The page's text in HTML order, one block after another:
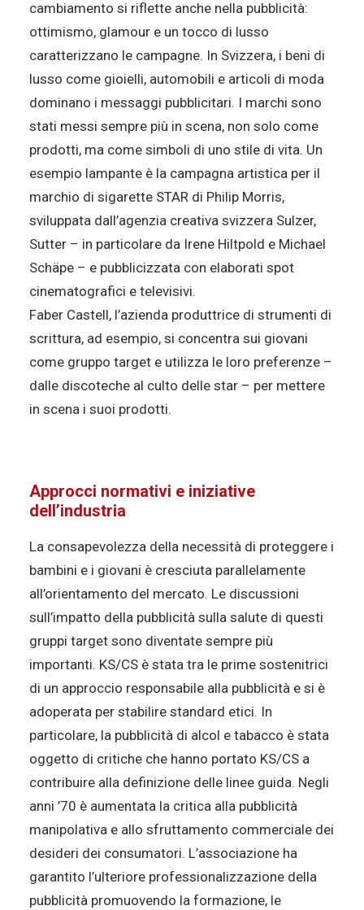
cambiamento si riflette anche nella pubblicità:
ottimismo, glamour e un tocco di lusso
caratterizzano le campagne. In Svizzera, i beni di
lusso come gioielli, automobili e articoli di moda
dominano i messaggi pubblicitari. I marchi sono
stati messi sempre più in scena, non solo come
prodotti, ma come simboli di uno stile di vita. Un
esempio lampante è la campagna artistica per il
marchio di sigarette STAR di Philip Morris,
sviluppata dall’agenzia creativa svizzera Sulzer,
Sutter – in particolare da Irene Hiltpold e Michael
Schäpe – e pubblicizzata con elaborati spot
cinematografici e televisivi.
Faber Castell, l’azienda produttrice di strumenti di
scrittura, ad esempio, si concentra sui giovani
come gruppo target e utilizza le loro preferenze –
dalle discoteche al culto delle star – per mettere
in scena i suoi prodotti.
Approcci normativi e iniziative
dell’industria
La consapevolezza della necessità di proteggere i
bambini e i giovani è cresciuta parallelamente
all’orientamento del mercato. Le discussioni
sull’impatto della pubblicità sulla salute di questi
gruppi target sono diventate sempre più
importanti. KS/CS è stata tra le prime sostenitrici
di un approccio responsabile alla pubblicità e si è
adoperata per stabilire standard etici. In
particolare, la pubblicità di alcol e tabacco è stata
oggetto di critiche che hanno portato KS/CS a
contribuire alla definizione delle linee guida. Negli
anni ’70 è aumentata la critica alla pubblicità
manipolativa e allo sfruttamento commerciale dei
desideri dei consumatori. L’associazione ha
garantito l’ulteriore professionalizzazione della
pubblicità promuovendo la formazione, le